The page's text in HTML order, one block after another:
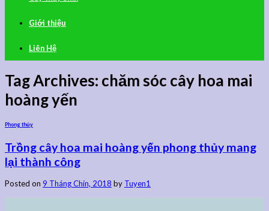
Giới thiệu
Liên Hệ
Tag Archives: chăm sóc cây hoa mai
hoàng yến
Phong thủy
Trồng cây hoa mai hoàng yến phong thủy mang
lại thành công
Posted on 9 Tháng Chín, 2018 by Tuyen1